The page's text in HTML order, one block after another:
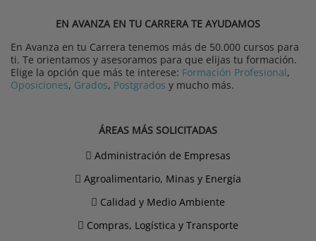
EN AVANZA EN TU CARRERA TE AYUDAMOS
En Avanza en tu Carrera tenemos más de 50.000 cursos para
ti. Te orientamos y asesoramos para que elijas tu formación.
Elige la opción que más te interese: Formación Profesional,
Oposiciones, Grados, Postgrados y mucho más.
ÁREAS MÁS SOLICITADAS
Administración de Empresas
Agroalimentario, Minas y Energía
Calidad y Medio Ambiente
Compras, Logística y Transporte